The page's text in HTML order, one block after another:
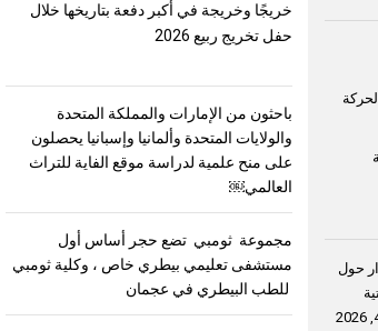
خريجًا وخريجة في أكبر دفعة بتاريخها خلال
حفل تخريج ربيع 2026
باحثون من الإمارات والمملكة المتحدة
والولايات المتحدة وألمانيا وإسبانيا يحصلون
على منح علمية لدراسة موقع الفاية للتراث
العالمي￼
مجموعة ثومبي تضع حجر أساس أول
مستشفى تعليمي بيطري خاص ، وكلية ثومبي
للطب البيطري في عجمان
يعزز الحوار حول